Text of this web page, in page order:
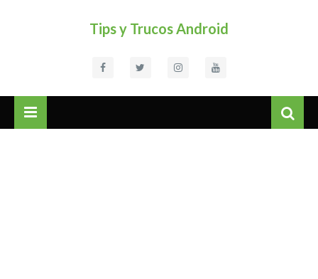
Tips y Trucos Android